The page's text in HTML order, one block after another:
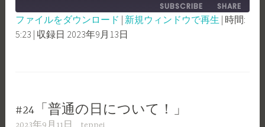
10
SECONDS
FORWARD
30
SUBSCRIBE SHARE
SHARE
ファイルをダウンロード | 新規ウィンドウで再生 | 時間:
5:23 | 収録日 2023年9月13日
#24「普通の日について！」